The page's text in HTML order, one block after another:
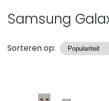
Samsung
Producten
Sorteren op: